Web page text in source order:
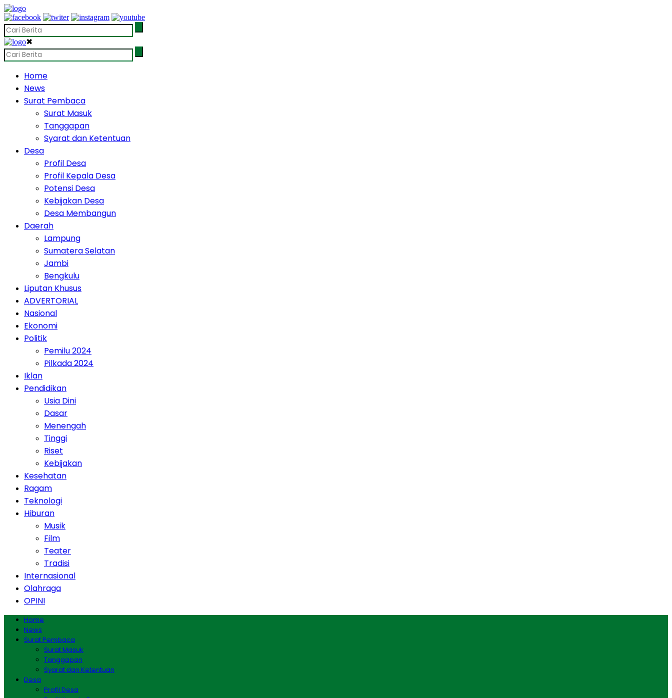
✖
Home
News
Surat Pembaca
Surat Masuk
Tanggapan
Syarat dan Ketentuan
Desa
Profil Desa
Profil Kepala Desa
Potensi Desa
Kebijakan Desa
Desa Membangun
Daerah
Lampung
Sumatera Selatan
Jambi
Bengkulu
Liputan Khusus
ADVERTORIAL
Nasional
Ekonomi
Politik
Pemilu 2024
Pilkada 2024
Iklan
Pendidikan
Usia Dini
Dasar
Menengah
Tinggi
Riset
Kebijakan
Kesehatan
Ragam
Teknologi
Hiburan
Musik
Film
Teater
Tradisi
Internasional
Olahraga
OPINI
Home
News
Surat Pembaca
Surat Masuk
Tanggapan
Syarat dan Ketentuan
Desa
Profil Desa